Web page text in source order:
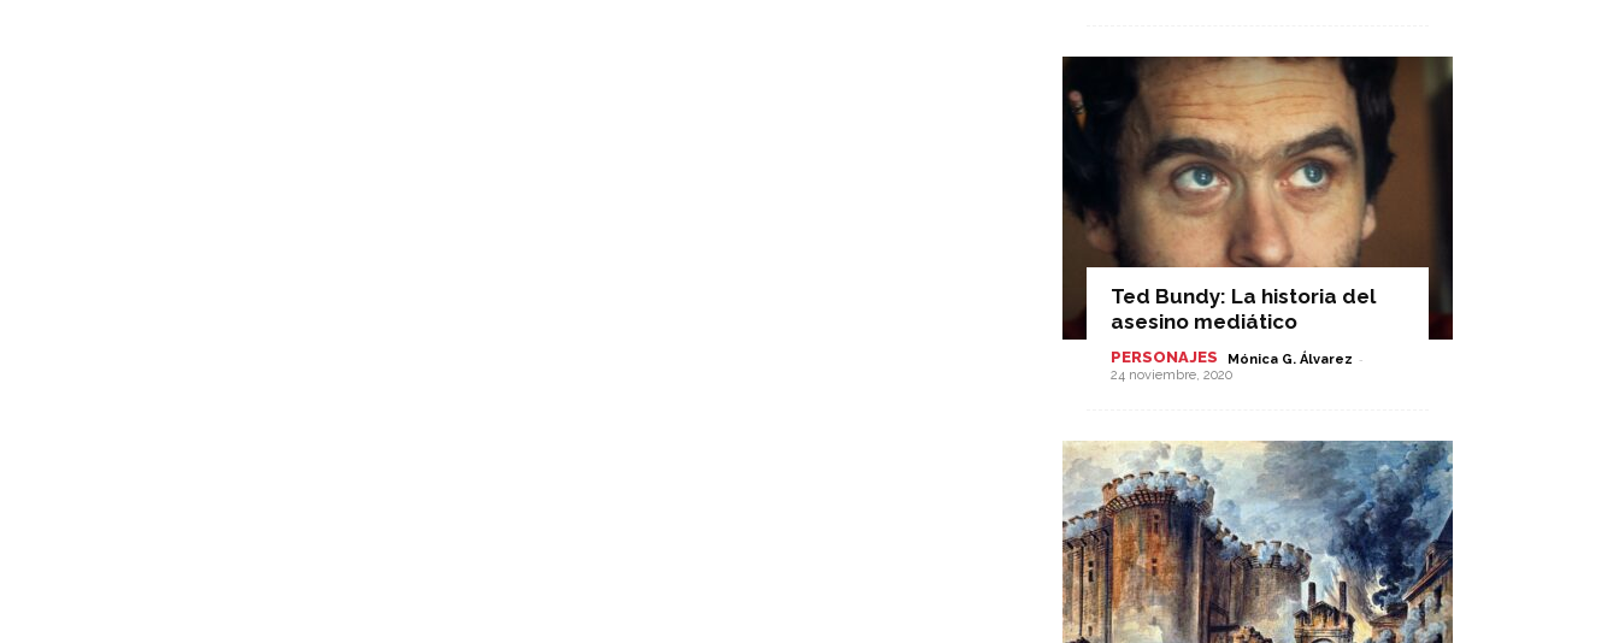
Ted Bundy: La historia del
asesino mediático
PERSONAJES Mónica G. Álvarez -
24 noviembre, 2020